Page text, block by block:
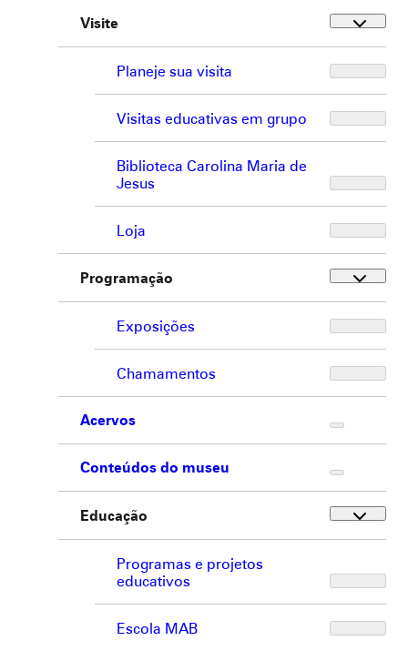
Visite
Planeje sua visita
Visitas educativas em grupo
Biblioteca Carolina Maria de
Jesus
Loja
Programação
Exposições
Chamamentos
Acervos
Conteúdos do museu
Educação
Programas e projetos
educativos
Escola MAB